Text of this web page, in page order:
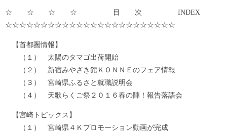
☆☆☆☆ 目次 INDEX
☆☆☆☆☆☆☆☆☆☆☆☆☆☆☆☆☆☆☆☆☆☆☆☆
【首都圏情報】
（１） 太陽のタマゴ出荷開始
（２） 新宿みやざき館ＫＯＮＮＥのフェア情報
（３） 宮崎県ふるさと就職説明会
（４） 天歌らくご祭２０１６春の陣！報告落語会
【宮崎トピックス】
（１） 宮崎県４Ｋプロモーション動画が完成